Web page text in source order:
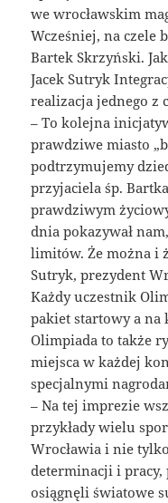
we wrocławskim
Wcześniej, na czele
Bartek Skrzyński.
Jacek Sutryk
realizacja jednego z
– To kolejna
prawdziwe miasto
podtrzymujemy
przyjaciela śp.
prawdziwym
dnia pokazywał
limitów. Że można i
Sutryk, prezydent
Każdy uczestnik
pakiet startowy a
Olimpiada to także
miejsca w każdej
specjalnymi
– Na tej imprezie
przykłady wielu
Wrocławia i nie
determinacji i pracy,
osiągnęli światowe